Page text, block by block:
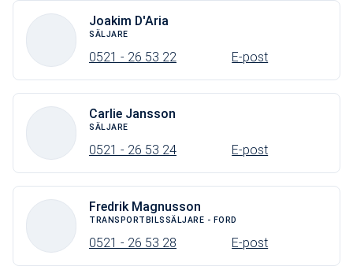
Joakim D'Aria
SÄLJARE
0521 - 26 53 22 E-post
Carlie Jansson
SÄLJARE
0521 - 26 53 24 E-post
Fredrik Magnusson
TRANSPORTBILSSÄLJARE - FORD
0521 - 26 53 28 E-post